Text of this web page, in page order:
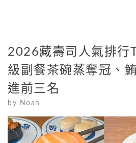
2026藏壽司人氣排行
級副餐茶碗蒸奪冠、
進前三名
by Noah